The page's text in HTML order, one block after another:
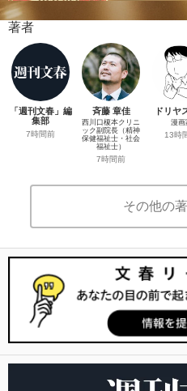
著者
「週刊文春」編
集部
7時間前
斉藤 章佳
西川口榎本クリニ
ック副院長（精神
保健福祉士・社会
福祉士）
7時間前
ドリヤ
漫画
13時
その他の